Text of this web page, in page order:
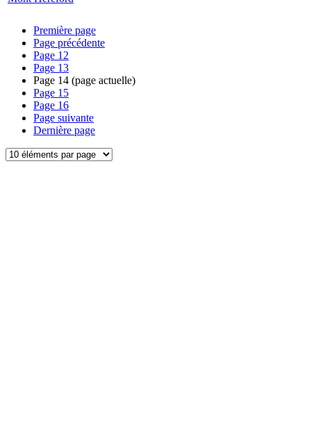
Première page
Page précédente
Page 12
Page 13
Page 14 (page actuelle)
Page 15
Page 16
Page suivante
Dernière page